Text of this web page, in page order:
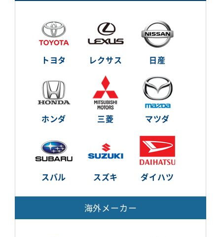
トヨタ レクサス 日産
ホンダ 三菱 マツダ
スバル スズキ ダイハツ
海外メーカー